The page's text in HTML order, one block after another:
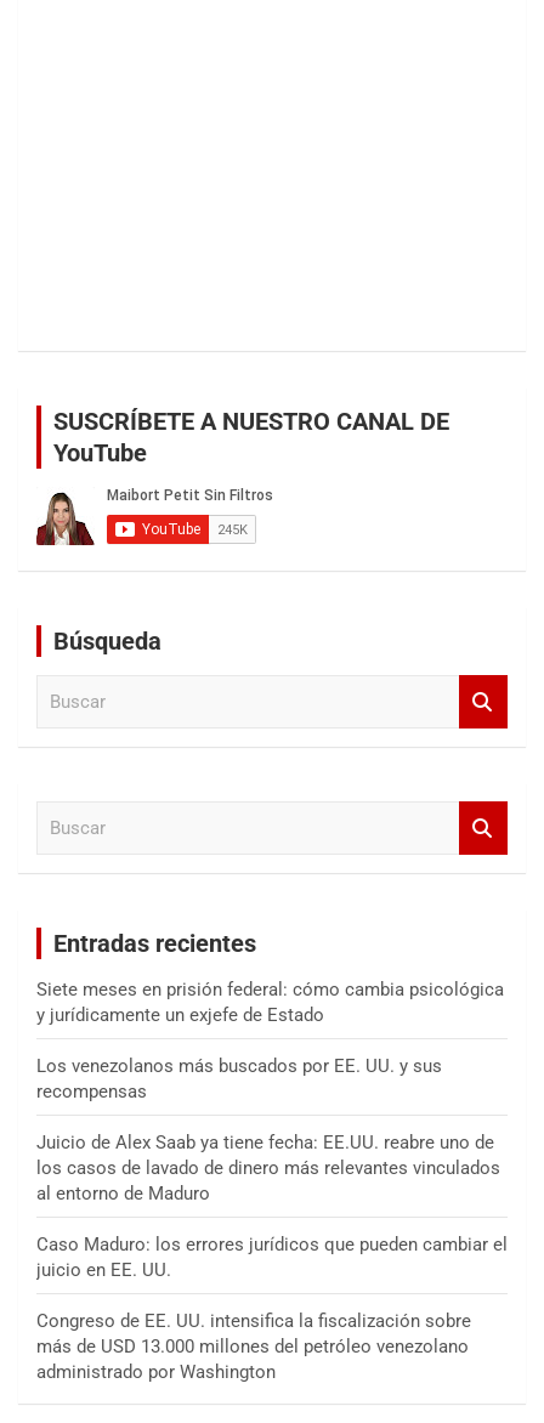
SUSCRÍBETE A NUESTRO CANAL DE
YouTube
Búsqueda
Entradas recientes
Siete meses en prisión federal: cómo cambia psicológica
y jurídicamente un exjefe de Estado
Los venezolanos más buscados por EE. UU. y sus
recompensas
Juicio de Alex Saab ya tiene fecha: EE.UU. reabre uno de
los casos de lavado de dinero más relevantes vinculados
al entorno de Maduro
Caso Maduro: los errores jurídicos que pueden cambiar el
juicio en EE. UU.
Congreso de EE. UU. intensifica la fiscalización sobre
más de USD 13.000 millones del petróleo venezolano
administrado por Washington